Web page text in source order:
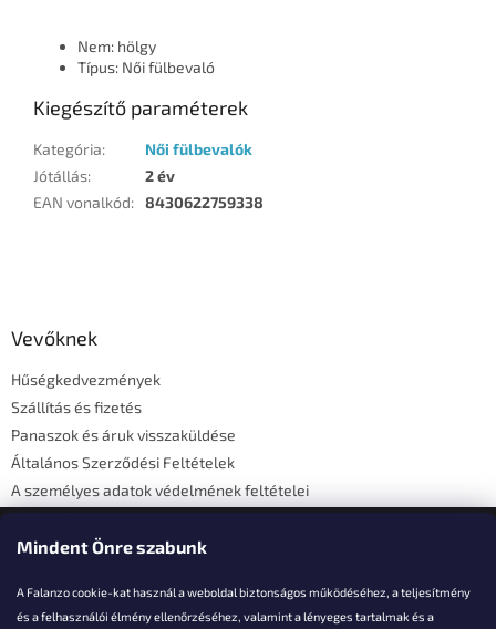
Mindent Önre szabunk
A Falanzo cookie-kat használ a weboldal biztonságos működéséhez, a teljesítmény
és a felhasználói élmény ellenőrzéséhez, valamint a lényeges tartalmak és a
Nem: hölgy
Típus: Női fülbevaló
Kiegészítő paraméterek
Kategória:
Női fülbevalók
Jótállás:
2 év
EAN vonalkód: 8430622759338
Vevőknek
Hűségkedvezmények
Szállítás és fizetés
Panaszok és áruk visszaküldése
Általános Szerződési Feltételek
A személyes adatok védelmének feltételei
Elérhetőségi adatok